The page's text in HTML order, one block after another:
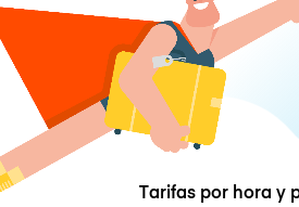
Tarifas por hora y